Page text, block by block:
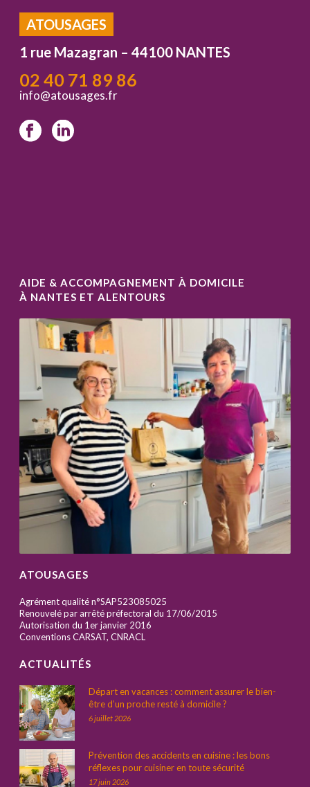
ATOUSAGES
1 rue Mazagran – 44100 NANTES
02 40 71 89 86
info@atousages.fr
AIDE & ACCOMPAGNEMENT À DOMICILE
À NANTES ET ALENTOURS
ATOUSAGES
Agrément qualité n°SAP523085025
Renouvelé par arrêté préfectoral du 17/06/2015
Autorisation du 1er janvier 2016
Conventions CARSAT, CNRACL
ACTUALITÉS
Départ en vacances : comment assurer le bien-
être d’un proche resté à domicile ?
6 juillet 2026
Prévention des accidents en cuisine : les bons
réflexes pour cuisiner en toute sécurité
17 juin 2026